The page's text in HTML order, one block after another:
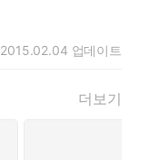
2015.02.04 업데이트
더보기